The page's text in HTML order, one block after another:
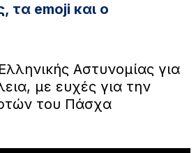
τα emoji και ο
Αστυνομίας για
με ευχές για την
του Πάσχα